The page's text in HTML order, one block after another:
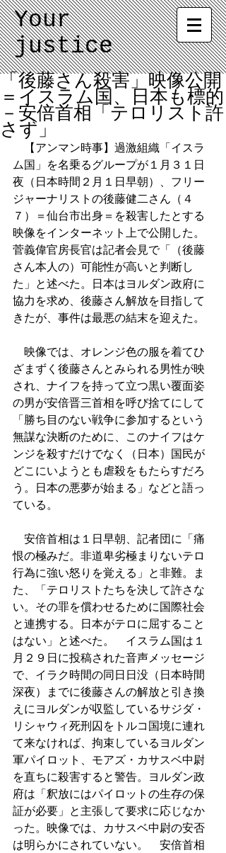
Your
justice
「後藤さん殺害」映像公開
＝イスラム国、日本も標的
－安倍首相「テロリスト許
さず」
【アンマン時事】過激組織「イスラ
ム国」を名乗るグループが１月３１日
夜（日本時間２月１日早朝）、フリー
ジャーナリストの後藤健二さん（４
７）＝仙台市出身＝を殺害したとする
映像をインターネット上で公開した。
菅義偉官房長官は記者会見で「（後藤
さん本人の）可能性が高いと判断し
た」と述べた。日本はヨルダン政府に
協力を求め、後藤さん解放を目指して
きたが、事件は最悪の結末を迎えた。
映像では、オレンジ色の服を着てひ
ざまずく後藤さんとみられる男性が映
され、ナイフを持って立つ黒い覆面姿
の男が安倍晋三首相を呼び捨てにして
「勝ち目のない戦争に参加するという
無謀な決断のために、このナイフはケ
ンジを殺すだけでなく（日本）国民が
どこにいようとも虐殺をもたらすだろ
う。日本の悪夢が始まる」などと語っ
ている。
安倍首相は１日早朝、記者団に「痛
恨の極みだ。非道卑劣極まりないテロ
行為に強い怒りを覚える」と非難。ま
た、「テロリストたちを決して許さな
い。その罪を償わせるために国際社会
と連携する。日本がテロに屈すること
はない」と述べた。　イスラム国は１
月２９日に投稿された音声メッセージ
で、イラク時間の同日日没（日本時間
深夜）までに後藤さんの解放と引き換
えにヨルダンが収監しているサジダ・
リシャウィ死刑囚をトルコ国境に連れ
て来なければ、拘束しているヨルダン
軍パイロット、モアズ・カサスベ中尉
を直ちに殺害すると警告。ヨルダン政
府は「釈放にはパイロットの生存の保
証が必要」と主張して要求に応じなか
った。映像では、カサスベ中尉の安否
は明らかにされていない。　安倍首相